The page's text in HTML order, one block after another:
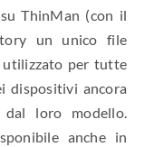
ThinMan (con il
un unico file
utilizzato per tutte
dispositivi ancora
dal loro modello.
anche in